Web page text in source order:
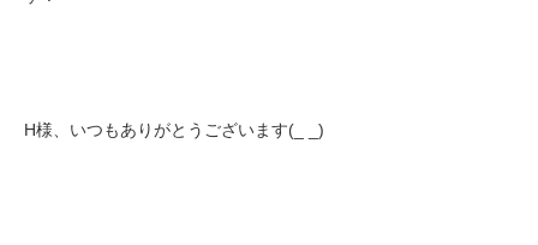
H様、いつもありがとうございます(_ _)